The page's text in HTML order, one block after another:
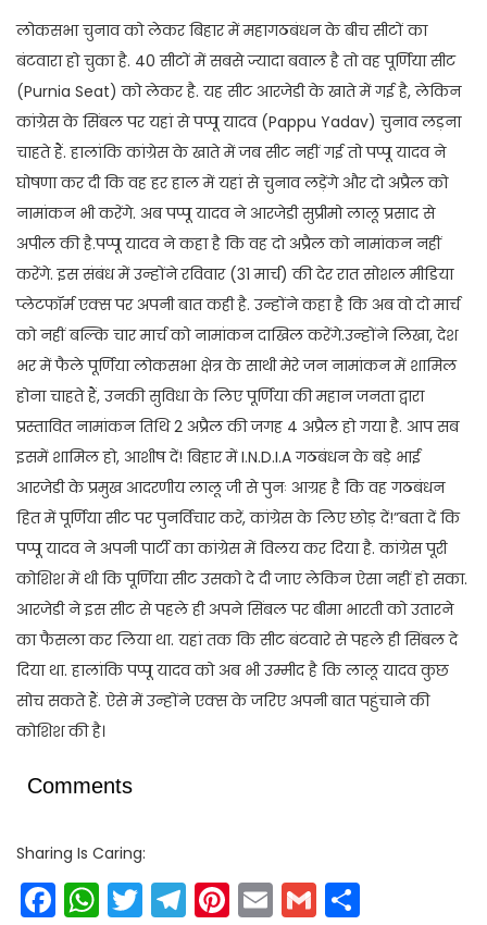
लोकसभा चुनाव को लेकर बिहार में महागठबंधन के बीच सीटों का
बंटवारा हो चुका है. 40 सीटों में सबसे ज्यादा बवाल है तो वह पूर्णिया सीट
(Purnia Seat) को लेकर है. यह सीट आरजेडी के खाते में गई है, लेकिन
कांग्रेस के सिंबल पर यहां से पप्पू यादव (Pappu Yadav) चुनाव लड़ना
चाहते हैं. हालांकि कांग्रेस के खाते में जब सीट नहीं गई तो पप्पू यादव ने
घोषणा कर दी कि वह हर हाल में यहां से चुनाव लड़ेंगे और दो अप्रैल को
नामांकन भी करेंगे. अब पप्पू यादव ने आरजेडी सुप्रीमो लालू प्रसाद से
अपील की है.पप्पू यादव ने कहा है कि वह दो अप्रैल को नामांकन नहीं
करेंगे. इस संबंध में उन्होंने रविवार (31 मार्च) की देर रात सोशल मीडिया
प्लेटफॉर्म एक्स पर अपनी बात कही है. उन्होंने कहा है कि अब वो दो मार्च
को नहीं बल्कि चार मार्च को नामांकन दाखिल करेंगे.उन्होंने लिखा, देश
भर में फैले पूर्णिया लोकसभा क्षेत्र के साथी मेरे जन नामांकन में शामिल
होना चाहते हैं, उनकी सुविधा के लिए पूर्णिया की महान जनता द्वारा
प्रस्तावित नामांकन तिथि 2 अप्रैल की जगह 4 अप्रैल हो गया है. आप सब
इसमें शामिल हो, आशीष दें! बिहार में I.N.D.I.A गठबंधन के बड़े भाई
आरजेडी के प्रमुख आदरणीय लालू जी से पुनः आग्रह है कि वह गठबंधन
हित में पूर्णिया सीट पर पुनर्विचार करें, कांग्रेस के लिए छोड़ दें!”बता दें कि
पप्पू यादव ने अपनी पार्टी का कांग्रेस में विलय कर दिया है. कांग्रेस पूरी
कोशिश में थी कि पूर्णिया सीट उसको दे दी जाए लेकिन ऐसा नहीं हो सका.
आरजेडी ने इस सीट से पहले ही अपने सिंबल पर बीमा भारती को उतारने
का फैसला कर लिया था. यहां तक कि सीट बंटवारे से पहले ही सिंबल दे
दिया था. हालांकि पप्पू यादव को अब भी उम्मीद है कि लालू यादव कुछ
सोच सकते हैं. ऐसे में उन्होंने एक्स के जरिए अपनी बात पहुंचाने की
कोशिश की है।
Comments
Sharing Is Caring:
Facebook
WhatsApp
Twitter
Telegram
Pinterest
EmailGmail